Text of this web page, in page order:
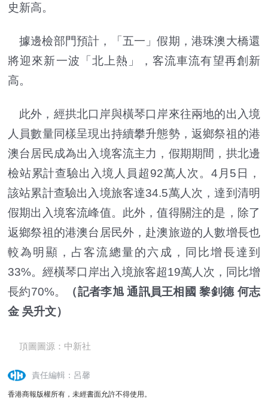
史新高。
據邊檢部門預計，「五一」假期，港珠澳大橋還
將迎來新一波「北上熱」，客流車流有望再創新
高。
此外，經拱北口岸與橫琴口岸來往兩地的出入境
人員數量同樣呈現出持續攀升態勢，返鄉祭祖的港
澳台居民成為出入境客流主力，假期期間，拱北邊
檢站累計查驗出入境人員超92萬人次。4月5日，
該站累計查驗出入境旅客達34.5萬人次，達到清明
假期出入境客流峰值。此外，值得關注的是，除了
返鄉祭祖的港澳台居民外，赴澳旅遊的人數增長也
較為明顯，占客流總量的六成，同比增長達到
33%。經橫琴口岸出入境旅客超19萬人次，同比增
長約70%。
（記者李旭 通訊員王相國 黎釗德 何志
金 吳升文）
頂圖圖源：中新社
責任編輯：呂馨
香港商報版權所有，未經書面允許不得使用。